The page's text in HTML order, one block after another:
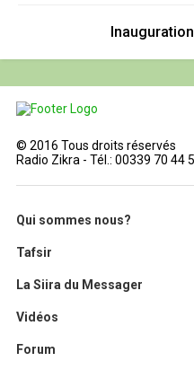
© 2016 Tous droits réservés
Radio Zikra - Tél.: 00339 70 44
Qui sommes nous?
Tafsir
La Siira du Messager
Vidéos
Forum